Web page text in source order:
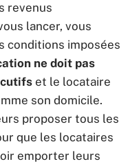
revenus
lancer, vous
conditions imposées
ne doit pas
et le locataire
son domicile.
proposer tous les
que les locataires
emporter leurs